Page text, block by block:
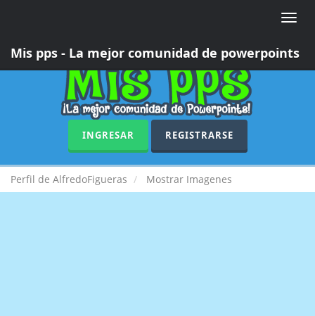
Toggle
Mis pps - La mejor comunidad de powerpoints
INGRESAR REGISTRARSE
Perfil de AlfredoFigueras Mostrar Imagenes